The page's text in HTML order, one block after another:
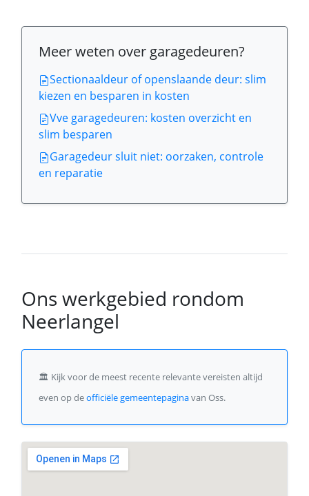
Meer weten over garagedeuren?
Sectionaaldeur of openslaande deur: slim
kiezen en besparen in kosten
Vve garagedeuren: kosten overzicht en
slim besparen
Garagedeur sluit niet: oorzaken, controle
en reparatie
Ons werkgebied rondom
Neerlangel
🏛️ Kijk voor de meest recente relevante vereisten altijd
even op deofficiële gemeentepaginavan Oss.